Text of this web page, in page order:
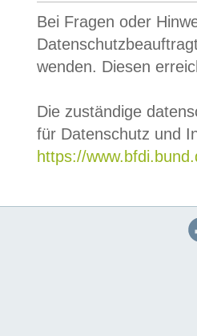
Bei Fragen oder
wenden. Diesen
Die zuständige
für Datenschutz und
https://